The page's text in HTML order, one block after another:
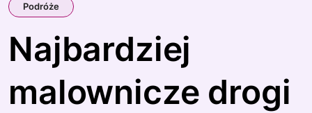
Podróże
Najbardziej
malownicze drogi